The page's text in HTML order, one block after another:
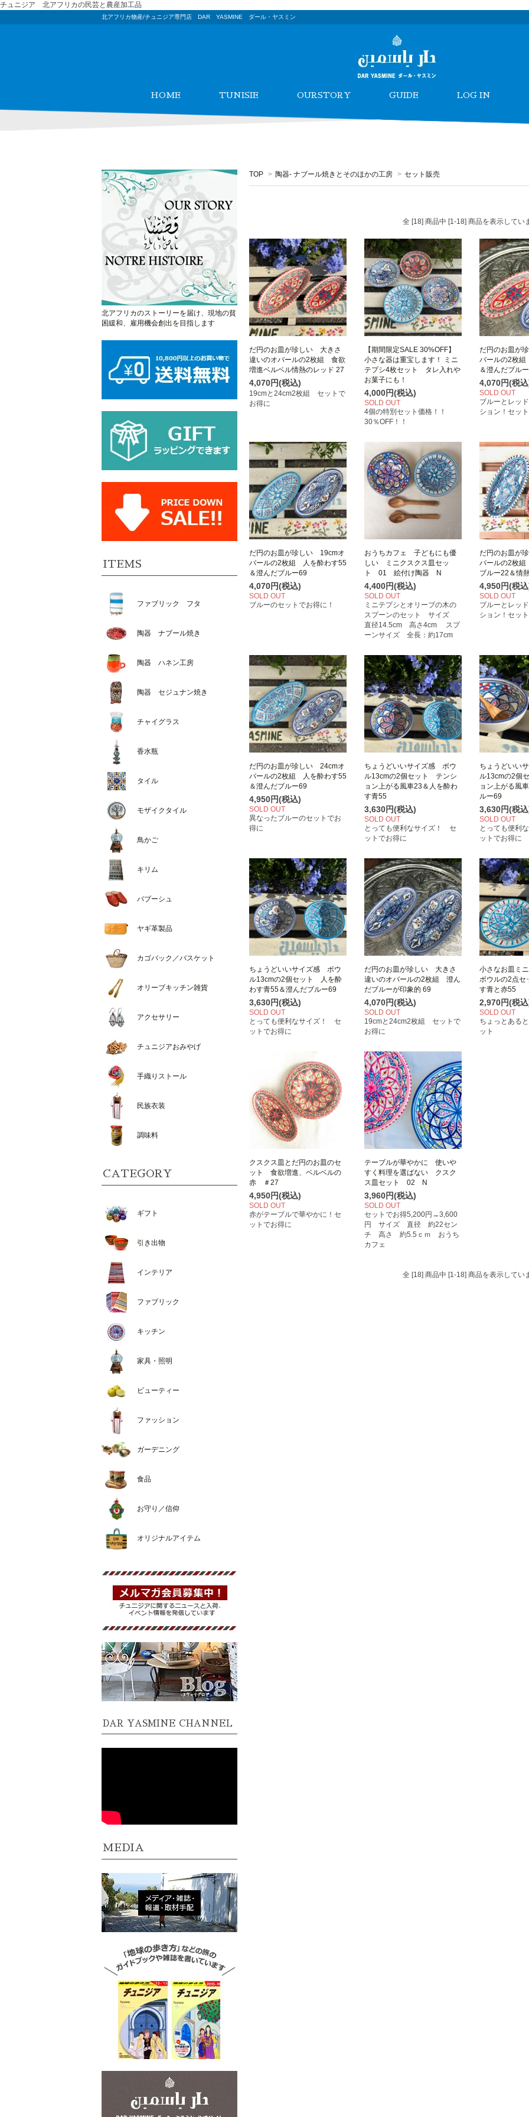
チュニジア 北アフリカの民芸と農産加工品
北アフリカ物産/チュニジア専門店 DAR YASMINE ダール・ヤスミン
HOME TUNISIE OURSTORY GUIDE LOG IN
TOP > 陶器- ナブール焼きとそのほかの工房 > セット販売
全 [18] 商品中 [1-18] 商品を表示してい
だ円のお皿が珍しい 大きさ
違いのオバールの2枚組 食欲
増進ベルベル情熱のレッド 27
4,070円(税込)
19cmと24cm2枚組 セットで
お得に
【期間限定SALE 30%OFF】
小さな器は重宝します！ ミニ
テプシ4枚セット タレ入れや
お菓子にも！
4,000円(税込)
SOLD OUT
4個の特別セット価格！！
30％OFF！！
だ円のお皿が
バールの2枚
＆澄んだブ
4,070円(税
SOLD OUT
ブルーとレッ
ション！セッ
だ円のお皿が珍しい 19cmオ
バールの2枚組 人を酔わす55
＆澄んだブルー69
4,070円(税込)
SOLD OUT
ブルーのセットでお得に！
おうちカフェ 子どもにも優
しい ミニクスクス皿セッ
ト 01 絵付け陶器 N
4,400円(税込)
SOLD OUT
ミニテプシとオリーブの木の
スプーンのセット サイズ
直径14.5cm 高さ4cm スプ
ーンサイズ 全長：約17cm
だ円のお皿が
バールの2枚
ブルー22＆情
4,950円(税
SOLD OUT
ブルーとレッ
ション！セッ
だ円のお皿が珍しい 24cmオ
バールの2枚組 人を酔わす55
＆澄んだブルー69
4,950円(税込)
SOLD OUT
異なったブルーのセットでお
得に
ちょうどいいサイズ感 ボウ
ル13cmの2個セット テンシ
ョン上がる風車23＆人を酔わ
す青55
3,630円(税込)
SOLD OUT
とっても便利なサイズ！ セ
ットでお得に
ちょうどいい
ル13cmの2個
ョン上がる風
ルー69
3,630円(税
SOLD OUT
とっても便利
ットでお得に
ちょうどいいサイズ感 ボウ
ル13cmの2個セット 人を酔
わす青55＆澄んだブルー69
3,630円(税込)
SOLD OUT
とっても便利なサイズ！ セ
ットでお得に
だ円のお皿が珍しい 大きさ
違いのオバールの2枚組 澄ん
だブルーが印象的 69
4,070円(税込)
SOLD OUT
19cmと24cm2枚組 セットで
お得に
小さなお皿ミ
ボウルの2点
す青と赤55
2,970円(税
SOLD OUT
ちょっとある
ット
クスクス皿とだ円のお皿のセ
ット 食欲増進、ベルベルの
赤 ＃27
4,950円(税込)
SOLD OUT
赤がテーブルで華やかに！セ
ットでお得に
テーブルが華やかに 使いや
すく料理を選ばない クスク
ス皿セット 02 N
3,960円(税込)
SOLD OUT
セットでお得5,200円→3,600
円 サイズ 直径 約22セン
チ 高さ 約5.5ｃｍ おうち
カフェ
全 [18] 商品中 [1-18] 商品を表示してい
北アフリカのストーリーを届け、現地の貧
困緩和、雇用機会創出を目指します
ITEMS
ファブリック フタ
陶器 ナブール焼き
陶器 ハネン工房
陶器 セジュナン焼き
チャイグラス
香水瓶
タイル
モザイクタイル
鳥かご
キリム
バブーシュ
ヤギ革製品
カゴバック／バスケット
オリーブキッチン雑貨
アクセサリー
チュニジアおみやげ
手織りストール
民族衣装
調味料
CATEGORY
ギフト
引き出物
インテリア
ファブリック
キッチン
家具・照明
ビューティー
ファッション
ガーデニング
食品
お守り／信仰
オリジナルアイテム
DAR YASMINE CHANNEL
MEDIA